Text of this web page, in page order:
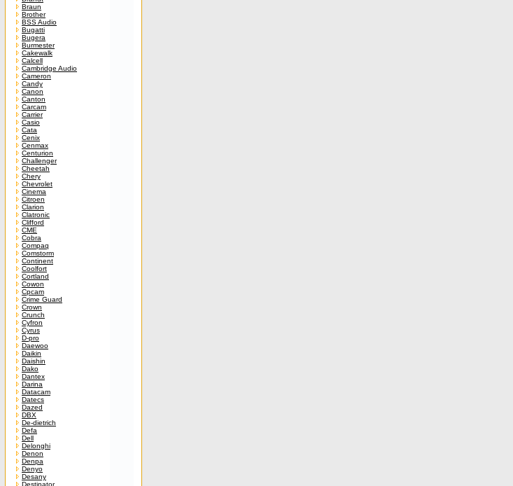
Braun
Brother
BSS Audio
Bugatti
Bugera
Burmester
Cakewalk
Calcell
Cambridge Audio
Cameron
Candy
Canon
Canton
Carcam
Carrier
Casio
Cata
Cenix
Cenmax
Centurion
Challenger
Cheetah
Chery
Chevrolet
Cinema
Citroen
Clarion
Clatronic
Clifford
CME
Cobra
Compaq
Comstorm
Continent
Coolfort
Cortland
Cowon
Cpcam
Crime Guard
Crown
Crunch
Cyfron
Cyrus
D-pro
Daewoo
Daikin
Daishin
Dako
Dantex
Darina
Datacam
Datecs
Dazed
DBX
De-dietrich
Defa
Dell
Delonghi
Denon
Denpa
Denyo
Desany
Destinator